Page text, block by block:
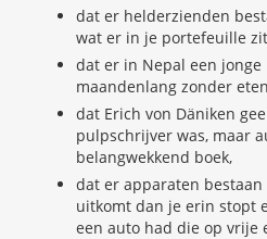
dat er helderzienden
wat er in je portefeuille
dat er in Nepal een
maandenlang zonder
dat Erich von Däniken
pulpschrijver was, maar
belangwekkend boek,
dat er apparaten
uitkomt dan je erin stopt
een auto had die op vrije